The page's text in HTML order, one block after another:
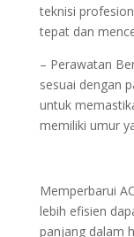
teknisi
tepat dan
– Perawatan
sesuai dengan
untuk
memiliki umur
Memperbarui
lebih efisien
panjang dalam